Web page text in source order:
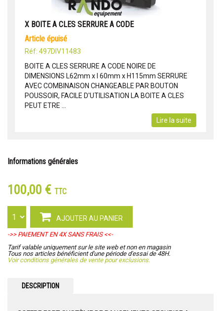
X BOITE A CLES SERRURE A CODE
article épuisé
Réf: 497DIV11483
BOITE A CLES SERRURE A CODE NOIRE DE
DIMENSIONS L62mm x l 60mm x H115mm SERRURE
AVEC COMBINAISON CHANGEABLE PAR BOUTON
POUSSOIR, FACILE D'UTILISATION LA BOITE A CLES
PEUT ETRE ...
Lire la suite
Informations générales
100,00 € TTC
AJOUTER AU PANIER
->> PAIEMENT EN 4X SANS FRAIS <<-
Tarif valable uniquement sur le site web et non en magasin
Tous nos articles bénéficient d'une période d'essai de 48H.
Voir conditions générales de vente pour exclusions.
DESCRIPTION